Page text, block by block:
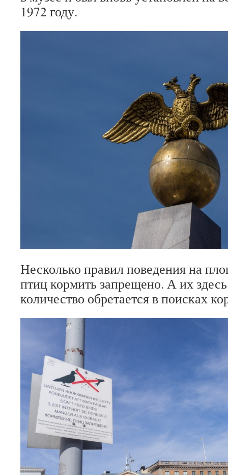
1972 году.
Несколько правил поведения на
птиц кормить запрещено. А их
количество обретается в поисках